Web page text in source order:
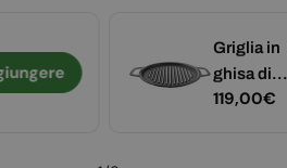
Griglia in
ghisa di
Solo Stove
Prezzo
119,00€